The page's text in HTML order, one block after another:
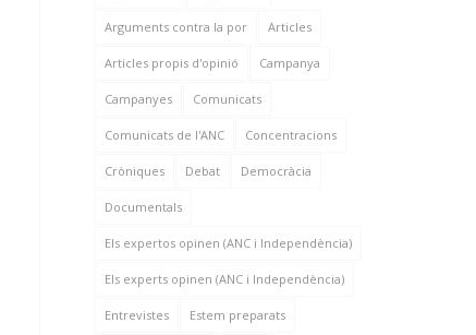
Arguments contra la por Articles
Articles propis d'opinió Campanya
Campanyes Comunicats
Comunicats de l'ANC Concentracions
Cròniques Debat Democràcia
Documentals
Els expertos opinen (ANC i Independència)
Els experts opinen (ANC i Independència)
Entrevistes Estem preparats